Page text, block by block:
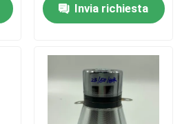
Invia richiesta